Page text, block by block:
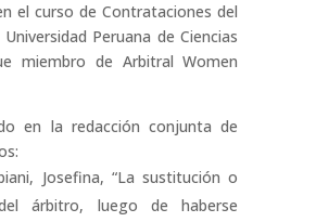
el curso de Contrataciones del
Peruana de Ciencias
miembro de Arbitral Women
en la redacción conjunta de
Josefina, “La sustitución o
árbitro, luego de haberse